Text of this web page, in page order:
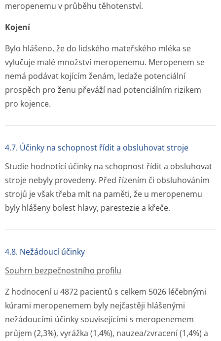
meropenemu v průběhu těhotenství.
Kojení
Bylo hlášeno, že do lidského mateřského mléka se
vylučuje malé množství meropenemu. Meropenem se
nemá podávat kojícím ženám, ledaže potenciální
prospěch pro ženu převáží nad potenciálním rizikem
pro kojence.
4.7. Účinky na schopnost řídit a obsluhovat stroje
Studie hodnotící účinky na schopnost řídit a obsluhovat
stroje nebyly provedeny. Před řízením či obsluhováním
strojů je však třeba mít na paměti, že u meropenemu
byly hlášeny bolest hlavy, parestezie a křeče.
4.8. Nežádoucí účinky
Souhrn bezpečnostního profilu
Z hodnocení u 4872 pacientů s celkem 5026 léčebnými
kúrami meropenemem byly nejčastěji hlášenými
nežádoucími účinky souvisejícími s meropenemem
průjem (2,3%), vyrážka (1,4%), nauzea/zvracení (1,4%) a